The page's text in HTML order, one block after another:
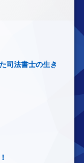
司法書士の生き